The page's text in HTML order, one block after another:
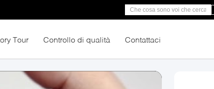
Tour Controllo di qualità Contattaci